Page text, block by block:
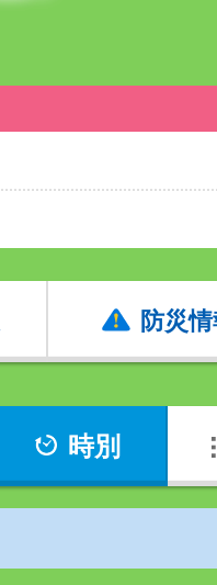
防災
時別